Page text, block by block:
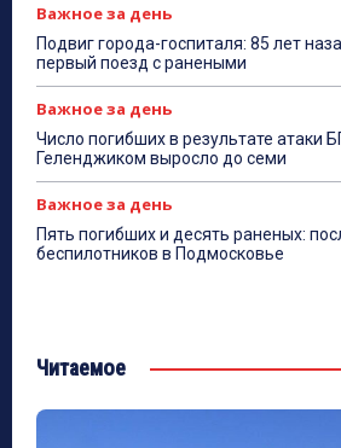
Важное за день
Подвиг города-госпиталя: 85 лет
первый поезд с ранеными
Важное за день
Число погибших в результате атаки
Геленджиком выросло до семи
Важное за день
Пять погибших и десять раненых:
беспилотников в Подмосковье
Читаемое